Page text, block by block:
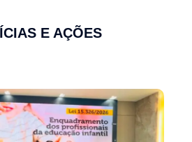
E AÇÕES